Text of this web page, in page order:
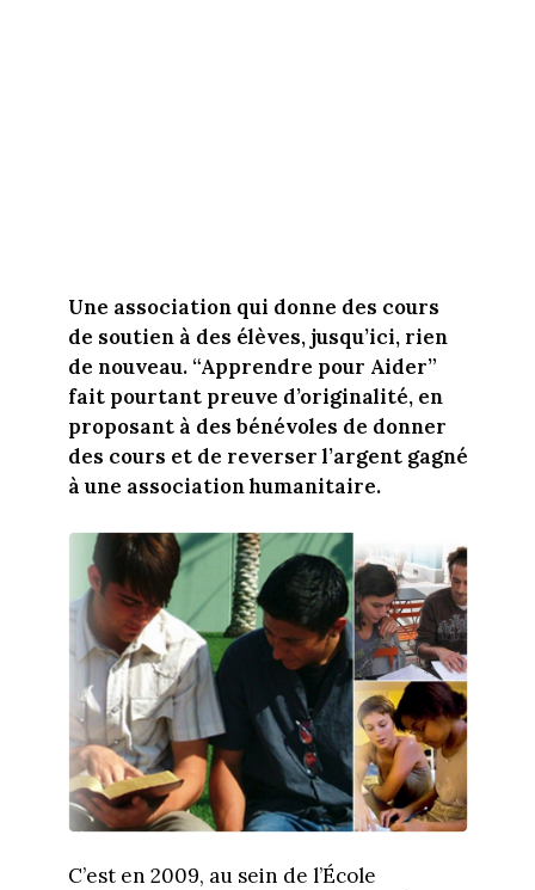
Une association qui donne des cours
de soutien à des élèves, jusqu’ici, rien
de nouveau. “Apprendre pour Aider”
fait pourtant preuve d’originalité, en
proposant à des bénévoles de donner
des cours et de reverser l’argent gagné
à une association humanitaire.
C’est en 2009, au sein de l’École